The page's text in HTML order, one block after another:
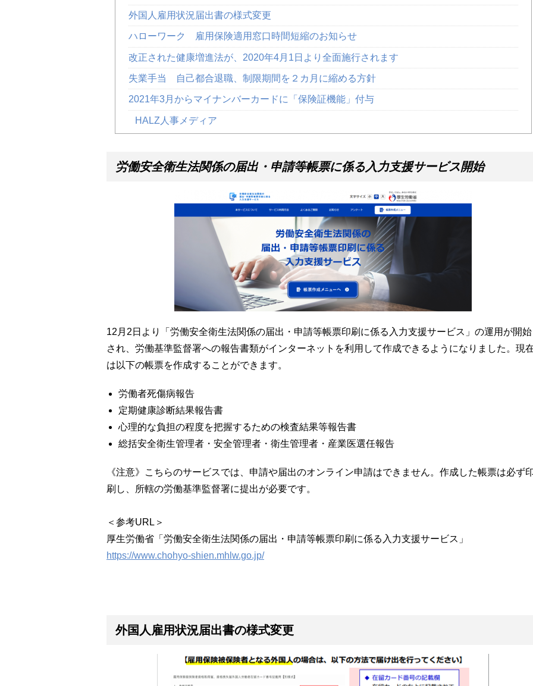
外国人雇用状況届出書の様式変更
ハローワーク 雇用保険適用窓口時間短縮のお知らせ
改正された健康増進法が、2020年4月1日より全面施行されます
失業手当 自己都合退職、制限期間を２カ月に縮める方針
2021年3月からマイナンバーカードに「保険証機能」付与
HALZ人事メディア
労働安全衛生法関係の届出・申請等帳票に係る入力支援サービス開始
12月2日より「労働安全衛生法関係の届出・申請等帳票印刷に係る入力支援サービス」の運用が開始
され、労働基準監督署への報告書類がインターネットを利用して作成できるようになりました。現
は以下の帳票を作成することができます。
労働者死傷病報告
定期健康診断結果報告書
心理的な負担の程度を把握するための検査結果等報告書
総括安全衛生管理者・安全管理者・衛生管理者・産業医選任報告
《注意》こちらのサービスでは、申請や届出のオンライン申請はできません。作成した帳票は必ず
刷し、所轄の労働基準監督署に提出が必要です。
＜参考URL＞
厚生労働省「労働安全衛生法関係の届出・申請等帳票印刷に係る入力支援サービス」
https://www.chohyo-shien.mhlw.go.jp/
外国人雇用状況届出書の様式変更